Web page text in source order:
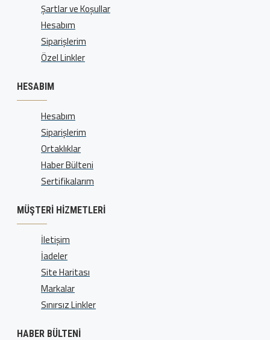
Şartlar ve Koşullar
Hesabım
Siparişlerim
Özel Linkler
HESABIM
Hesabım
Siparişlerim
Ortaklıklar
Haber Bülteni
Sertifikalarım
MÜŞTERI HIZMETLERI
İletişim
İadeler
Site Haritası
Markalar
Sınırsız Linkler
HABER BÜLTENI